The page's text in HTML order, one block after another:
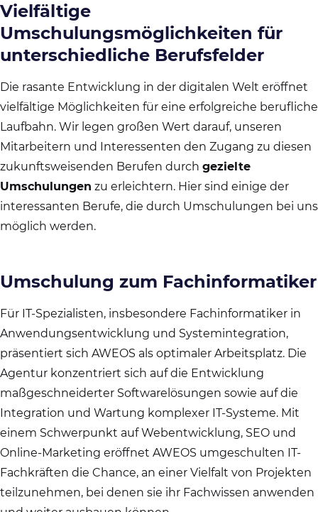
Vielfältige
Umschulungsmöglichkeiten für
unterschiedliche Berufsfelder
Die rasante Entwicklung in der digitalen Welt eröffnet
vielfältige Möglichkeiten für eine erfolgreiche berufliche
Laufbahn. Wir legen großen Wert darauf, unseren
Mitarbeitern und Interessenten den Zugang zu diesen
zukunftsweisenden Berufen durch gezielte
Umschulungen zu erleichtern. Hier sind einige der
interessanten Berufe, die durch Umschulungen bei uns
möglich werden.
Umschulung zum Fachinformatiker
Für IT-Spezialisten, insbesondere Fachinformatiker in
Anwendungsentwicklung und Systemintegration,
präsentiert sich AWEOS als optimaler Arbeitsplatz. Die
Agentur konzentriert sich auf die Entwicklung
maßgeschneiderter Softwarelösungen sowie auf die
Integration und Wartung komplexer IT-Systeme. Mit
einem Schwerpunkt auf Webentwicklung, SEO und
Online-Marketing eröffnet AWEOS umgeschulten IT-
Fachkräften die Chance, an einer Vielfalt von Projekten
teilzunehmen, bei denen sie ihr Fachwissen anwenden